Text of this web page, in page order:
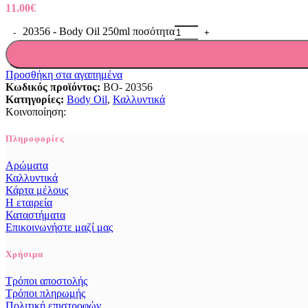
11.00€
20356 - Body Oil 250ml ποσότητα
Προσθήκη στα αγαπημένα
Κωδικός προϊόντος: BO- 20356
Κατηγορίες: Body Oil, Καλλυντικά
Κοινοποίηση:
Πληροφορίες
Αρώματα
Καλλυντικά
Κάρτα μέλους
Η εταιρεία
Καταστήματα
Επικοινωνήστε μαζί μας
Χρήσιμα
Τρόποι αποστολής
Τρόποι πληρωμής